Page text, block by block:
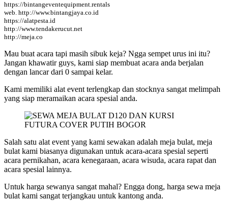
https://bintangeventequipment.rentals
web. http://www.bintangjaya.co.id
https://alatpesta.id
http://www.tendakerucut.net
http://meja.co
Mau buat acara tapi masih sibuk keja? Ngga sempet urus ini itu?
Jangan khawatir guys, kami siap membuat acara anda berjalan
dengan lancar dari 0 sampai kelar.
Kami memiliki alat event terlengkap dan stocknya sangat melimpah
yang siap meramaikan acara spesial anda.
Salah satu alat event yang kami sewakan adalah meja bulat, meja
bulat kami biasanya digunakan untuk acara-acara spesial seperti
acara pernikahan, acara kenegaraan, acara wisuda, acara rapat dan
acara spesial lainnya.
Untuk harga sewanya sangat mahal? Engga dong, harga sewa meja
bulat kami sangat terjangkau untuk kantong anda.